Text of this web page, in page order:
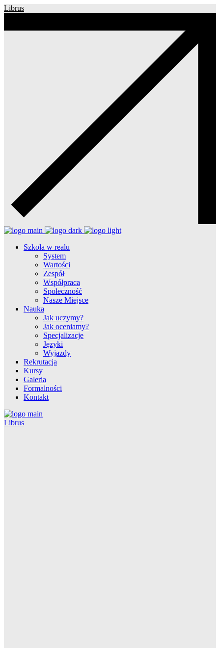
Librus
Szkoła w realu
System
Wartości
Zespół
Współpraca
Społeczność
Nasze Miejsce
Nauka
Jak uczymy?
Jak oceniamy?
Specjalizacje
Języki
Wyjazdy
Rekrutacja
Kursy
Galeria
Formalności
Kontakt
Librus